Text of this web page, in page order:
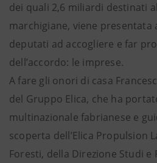
dei quali 2,6 miliardi destinati
marchigiane, viene presentata
deputati ad accogliere e far
dell’accordo: le imprese.
A fare gli onori di casa
del Gruppo Elica, che ha
multinazionale fabrianese e
scoperta dell’Elica Propulsion
Foresti, della Direzione Studi e